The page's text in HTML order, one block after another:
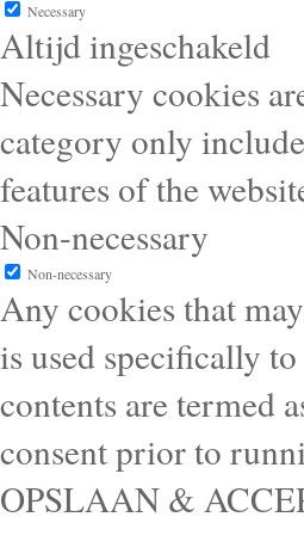
Necessary
Altijd ingeschakeld
Necessary cookies
category only
features of the
Non-necessary
Non-necessary
Any cookies that
is used specifically
contents are termed
consent prior to
OPSLAAN &